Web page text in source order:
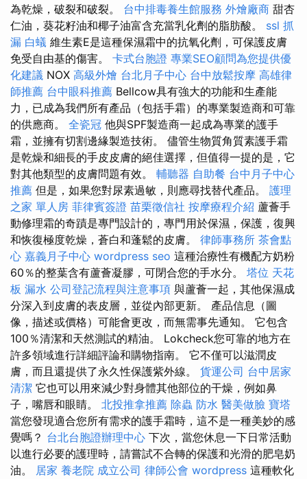
為乾燥，破裂和破裂。 台中排毒養生館服務 外燴廠商 甜杏
仁油，葵花籽油和椰子油富含充當乳化劑的脂肪酸。 ssl 抓
漏 白蟻 維生素E是這種保濕霜中的抗氧化劑，可保護皮膚
免受自由基的傷害。 卡式台胞證 專業SEO顧問為您提供優
化建議 NOX 高級外燴 台北月子中心 台中放鬆按摩 高雄律
師推薦 台中眼科推薦 Bellcow具有強大的功能和生產能
力，已成為我們所有產品（包括手霜）的專業製造商和可靠
的供應商。 全瓷冠 他與SPF製造商一起成為專業的護手
霜，並擁有切割邊緣製造技術。 儘管生物質角質素護手霜
是乾燥和細長的手皮皮膚的絕佳選擇，但值得一提的是，它
對其他類型的皮膚問題有效。 輔聽器 自助餐 台中月子中心
推薦 但是，如果您對尿素過敏，則應尋找替代產品。 護理
之家 單人房 菲律賓簽證 苗栗徵信社 按摩療程介紹 蘆薈手
動修理霜的奇蹟是專門設計的，專門用於保濕，保護，復興
和恢復極度乾燥，蒼白和蓬鬆的皮膚。 律師事務所 茶會點
心 嘉義月子中心 wordpress seo 這種治療性有機配方奶粉
60％的整葉含有蘆薈凝膠，可閉合您的手水分。 塔位 天花
板 漏水 公司登記流程與注意事項 與蘆薈一起，其他保濕成
分深入到皮膚的表皮層，並從內部更新。 產品信息（圖
像，描述或價格）可能會更改，而無需事先通知。 它包含
100％清潔和天然測試的精油。 Lokcheck您可靠的地方在
許多領域進行詳細評論和購物指南。 它不僅可以滋潤皮
膚，而且還提供了永久性保護紫外線。 貨運公司 台中居家
清潔 它也可以用來減少對身體其他部位的干燥，例如鼻
子，嘴唇和眼睛。 北投推拿推薦 除蟲 防水 醫美做臉 寶塔
當您發現適合您所有需求的護手霜時，這不是一種美妙的感
覺嗎？ 台北台胞證辦理中心 下次，當您休息一下日常活動
以進行必要的護理時，請嘗試不合轉的保護和光滑的肥皂奶
油。 居家 養老院 成立公司 律師公會 wordpress 這種軟化